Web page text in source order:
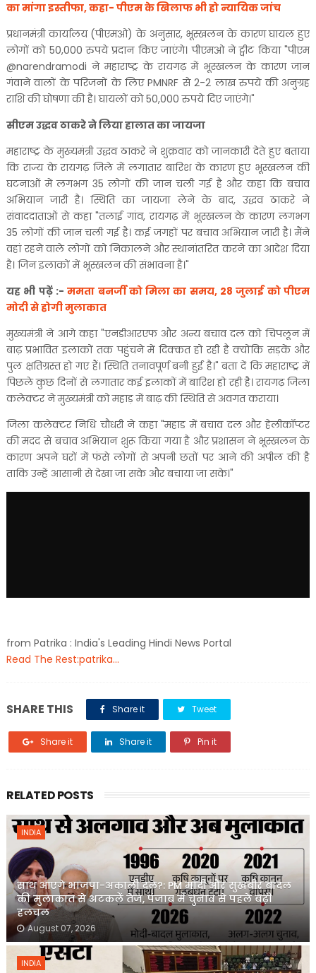
का मांगा इस्तीफा, कहा- पीएम के खिलाफ भी हो न्यायिक जांच
प्रधानमंत्री कार्यालय (पीएमओ) के अनुसार, भूस्खलन के कारण घायल हुए
लोगों को 50,000 रुपये प्रदान किए जाएंगे। पीएमओ ने ट्वीट किया "पीएम
@narendramodi ने महाराष्ट्र के रायगढ़ में भूस्खलन के कारण जान
गंवाने वालों के परिजनों के लिए PMNRF से 2-2 लाख रुपये की अनुग्रह
राशि की घोषणा की है। घायलों को 50,000 रुपये दिए जाएंगे।"
सीएम उद्धव ठाकरे ने लिया हालात का जायजा
महाराष्ट्र के मुख्यमंत्री उद्धव ठाकरे ने शुक्रवार को जानकारी देते हुए बताया
कि राज्य के रायगढ़ जिले में लगातार बारिश के कारण हुए भूस्खलन की
घटनाओं में लगभग 35 लोगों की जान चली गई है और कहा कि बचाव
अभियान जारी है। स्थिति का जायजा लेने के बाद, उद्धव ठाकरे ने
संवाददाताओं से कहा "तलाई गांव, रायगढ़ में भूस्खलन के कारण लगभग
35 लोगों की जान चली गई है। कई जगहों पर बचाव अभियान जारी है। मैंने
वहां रहने वाले लोगों को निकालने और स्थानांतरित करने का आदेश दिया
है। जिन इलाकों में भूस्खलन की संभावना है।"
यह भी पढ़ें :-ममता बनर्जी को मिला का समय, 28 जुलाई को पीएम
मोदी से होगी मुलाकात
मुख्यमंत्री ने आगे कहा "एनडीआरएफ और अन्य बचाव दल को चिपलून में
बाढ़ प्रभावित इलाकों तक पहुंचने में दिक्कत हो रही है क्योंकि सड़कें और
पुल क्षतिग्रस्त हो गए हैं। स्थिति तनावपूर्ण बनी हुई है।" बता दें कि महाराष्ट्र में
पिछले कुछ दिनों से लगातार कई इलाकों में बारिश हो रही है। रायगढ़ जिला
कलेक्टर ने मुख्यमंत्री को महाड़ में बाढ़ की स्थिति से अवगत कराया।
जिला कलेक्टर निधि चौधरी ने कहा "महाड में बचाव दल और हेलीकॉप्टर
की मदद से बचाव अभियान शुरू किया गया है और प्रशासन ने भूस्खलन के
कारण अपने घरों में फंसे लोगों से अपनी छतों पर आने की अपील की है
ताकि उन्हें आसानी से देखा जा सके और बचाया जा सके।"
from Patrika : India's Leading Hindi News Portal
Read The Rest:patrika...
SHARE THIS Share it Tweet
Share it Share it Pin it
RELATED POSTS
INDIA
साथ आएंगे भाजपा-अकाली दल?: PM मोदी और सुखबीर बादल
की मुलाकात से अटकलें तेज, पंजाब में चुनाव से पहले बढ़ी
हलचल
August 07, 2026
INDIA